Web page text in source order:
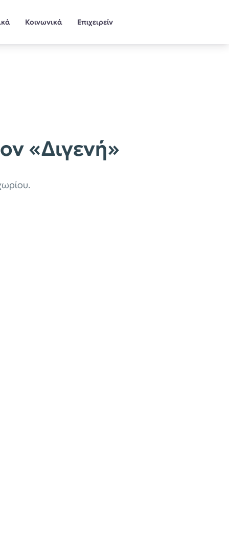
Κοινωνικά Επιχειρείν
«Διγενή»